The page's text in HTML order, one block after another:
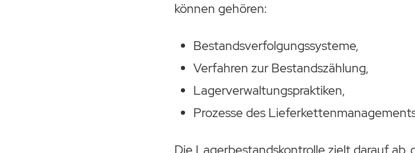
können gehören:
Bestandsverfolgungssysteme,
Verfahren zur Bestandszählung,
Lagerverwaltungspraktiken,
Prozesse des
Die Lagerbestandskontrolle zielt darauf ab,